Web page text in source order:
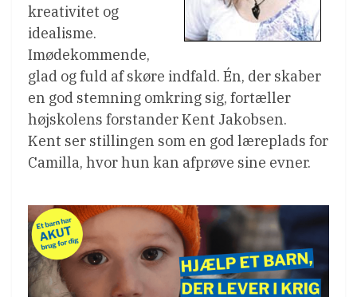
kreativitet og
idealisme.
Imødekommende,
glad og fuld af skøre indfald. Én, der skaber
en god stemning omkring sig, fortæller
højskolens forstander Kent Jakobsen.
Kent ser stillingen som en god læreplads for
Camilla, hvor hun kan afprøve sine evner.